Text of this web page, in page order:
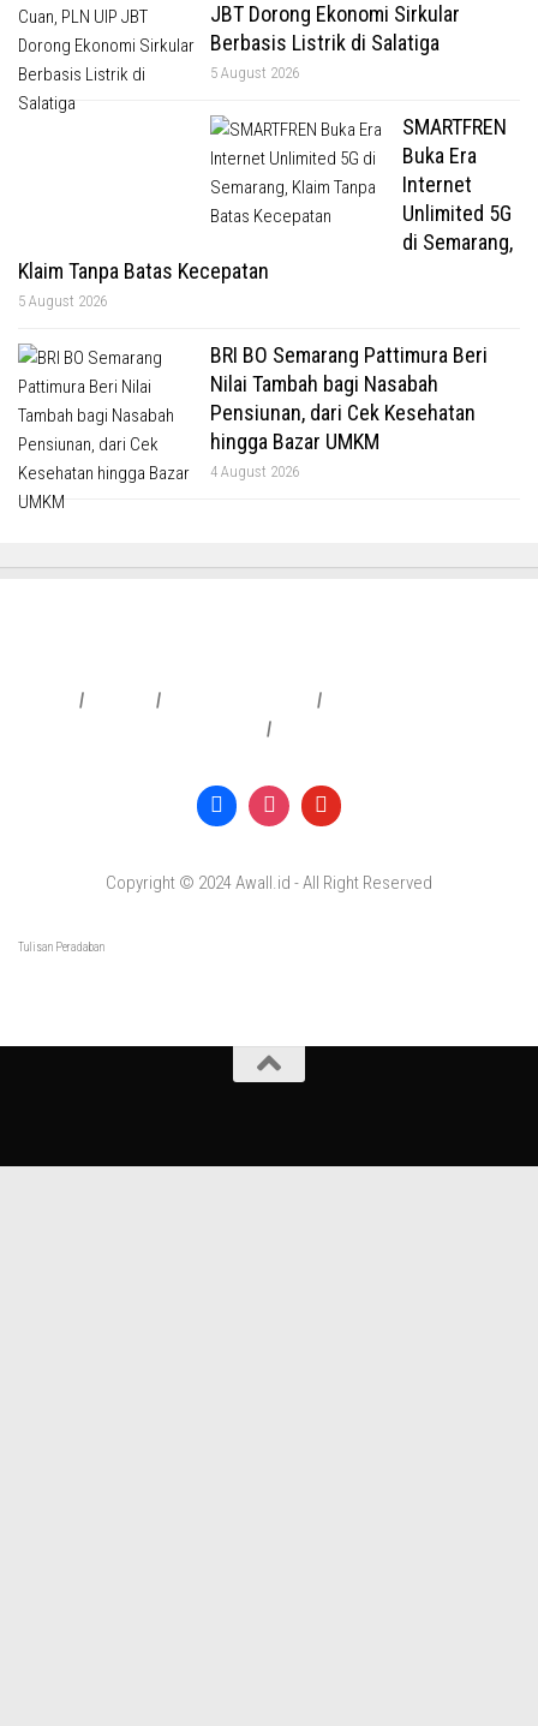
JBT Dorong Ekonomi Sirkular
Berbasis Listrik di Salatiga
5 August 2026
SMARTFREN
Buka Era
Internet
Unlimited 5G
di Semarang,
Klaim Tanpa Batas Kecepatan
5 August 2026
BRI BO Semarang Pattimura Beri
Nilai Tambah bagi Nasabah
Pensiunan, dari Cek Kesehatan
hingga Bazar UMKM
4 August 2026
| | |
|
Copyright © 2024 Awall.id - All Right Reserved
Tulisan Peradaban